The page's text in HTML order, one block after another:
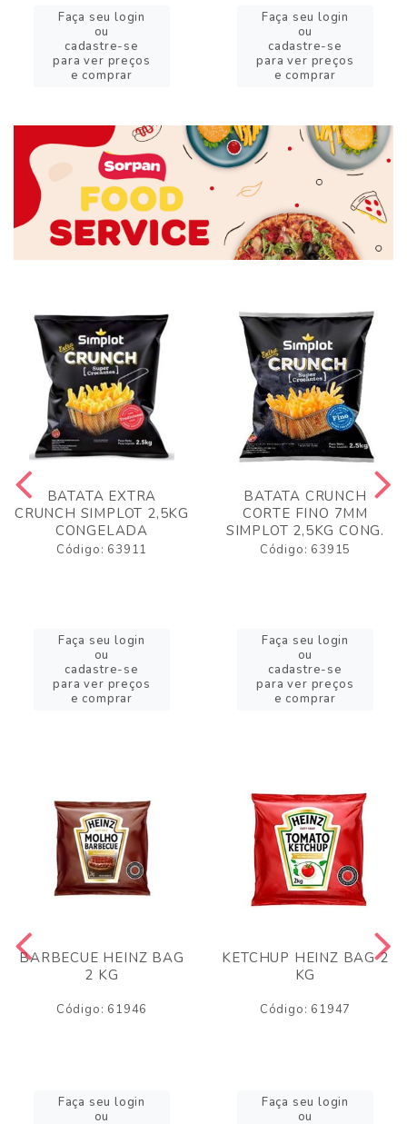
Faça seu login
ou
cadastre-se
para ver preços
e comprar
Faça seu login
ou
cadastre-se
para ver preços
e comprar
BATATA EXTRA
CRUNCH SIMPLOT 2,5KG
CONGELADA
Código: 63911
Faça seu login
ou
cadastre-se
para ver preços
e comprar
BATATA CRUNCH
CORTE FINO 7MM
SIMPLOT 2,5KG CONG.
Código: 63915
Faça seu login
ou
cadastre-se
para ver preços
e comprar
BARBECUE HEINZ BAG
2 KG
Código: 61946
Faça seu login
ou
KETCHUP HEINZ BAG 2
KG
Código: 61947
Faça seu login
ou